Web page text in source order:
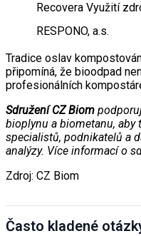
Recovera Využití
RESPONO, a.s.
Tradice oslav
připomíná, že bioodpad
profesionálních
Sdružení CZ Biom
bioplynu a biometanu, aby
specialistů, podnikatelů a
analýzy. Více informací o
Zdroj: CZ Biom
Často kladené